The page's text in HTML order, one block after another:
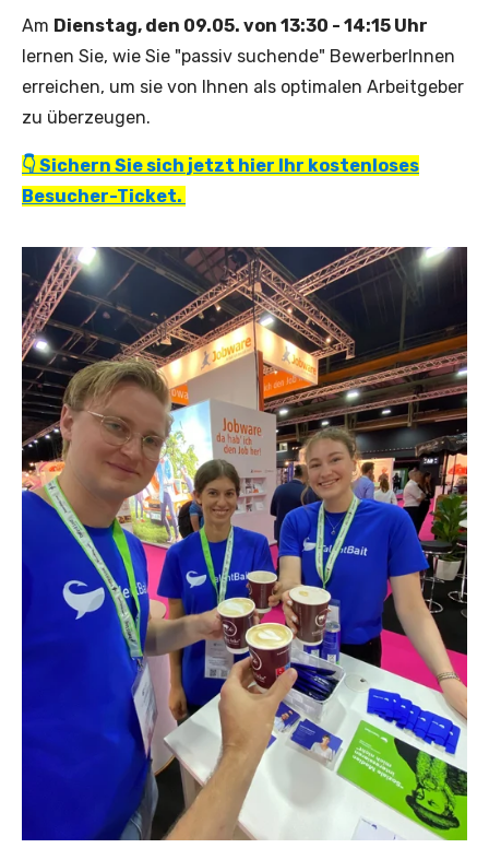
Am Dienstag, den 09.05. von 13:30 - 14:15 Uhr
lernen Sie, wie Sie "passiv suchende" BewerberInnen
erreichen, um sie von Ihnen als optimalen Arbeitgeber
zu überzeugen.
👇 Sichern Sie sich jetzt hier Ihr kostenloses
Besucher-Ticket.